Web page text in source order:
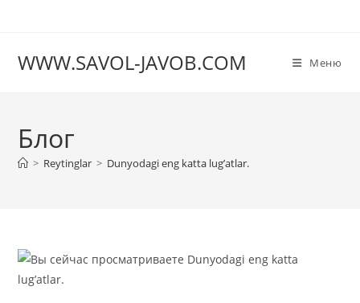
WWW.SAVOL-JAVOB.COM Меню
Блог
> Reytinglar > Dunyodagi eng katta lug’atlar.